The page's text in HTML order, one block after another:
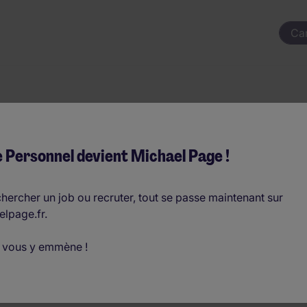
Électricité H/F
(€30.000 - €42.000 par an)
Personnel devient Michael Page !
un job ou recruter, tout se passe maintenant sur
y emmène !